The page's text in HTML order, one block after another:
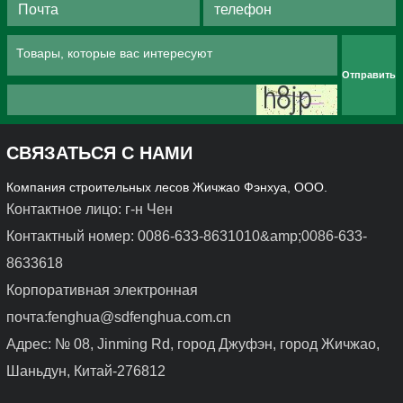
Производственные линии
работают на полную…
лесов. Эта важная часть…
Отправить
СВЯЗАТЬСЯ С НАМИ
Компания строительных лесов Жичжао Фэнхуа, ООО.
Контактное лицо: г-н Чен
Контактный номер: 0086-633-8631010&amp;0086-633-
8633618
Корпоративная электронная
почта:fenghua@sdfenghua.com.cn
Адрес: № 08, Jinming Rd, город Джуфэн, город Жичжао,
Шаньдун, Китай-276812